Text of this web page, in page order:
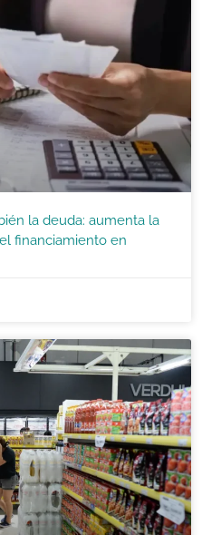
la deuda: aumenta la
financiamiento en